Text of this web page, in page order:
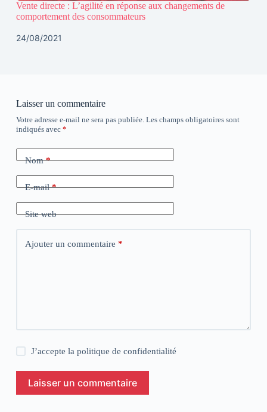
Vente directe : L’agilité en réponse aux changements de
comportement des consommateurs
24/08/2021
Laisser un commentaire
Votre adresse e-mail ne sera pas publiée. Les champs obligatoires sont
indiqués avec *
Nom*
E-mail*
Site web
Ajouter un commentaire *
J’accepte lapolitique de confidentialité
Laisser un commentaire